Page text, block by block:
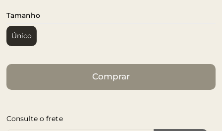
Tamanho
Único
Comprar
Consulte o frete